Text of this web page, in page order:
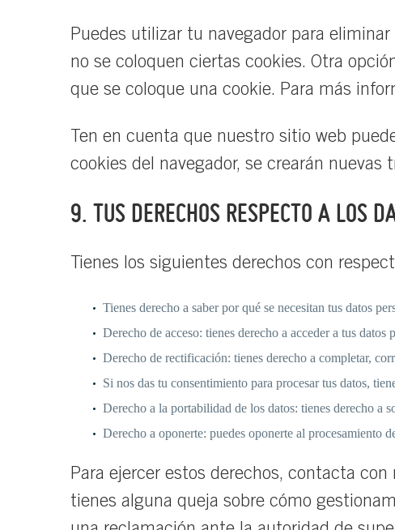
Puedes utilizar tu navegador para
no se coloquen ciertas cookies. Otra
que se coloque una cookie. Para más
Ten en cuenta que nuestro sitio web
cookies del navegador, se crearán
9. TUS DERECHOS RESPECTO A LOS
Tienes los siguientes derechos con
Tienes derecho a saber por qué se necesitan tus datos
Derecho de acceso: tienes derecho a acceder a tus datos
Derecho de rectificación: tienes derecho a completar,
Si nos das tu consentimiento para procesar tus datos,
Derecho a la portabilidad de los datos: tienes derecho a
Derecho a oponerte: puedes oponerte al procesamiento
Para ejercer estos derechos, contacta
tienes alguna queja sobre cómo